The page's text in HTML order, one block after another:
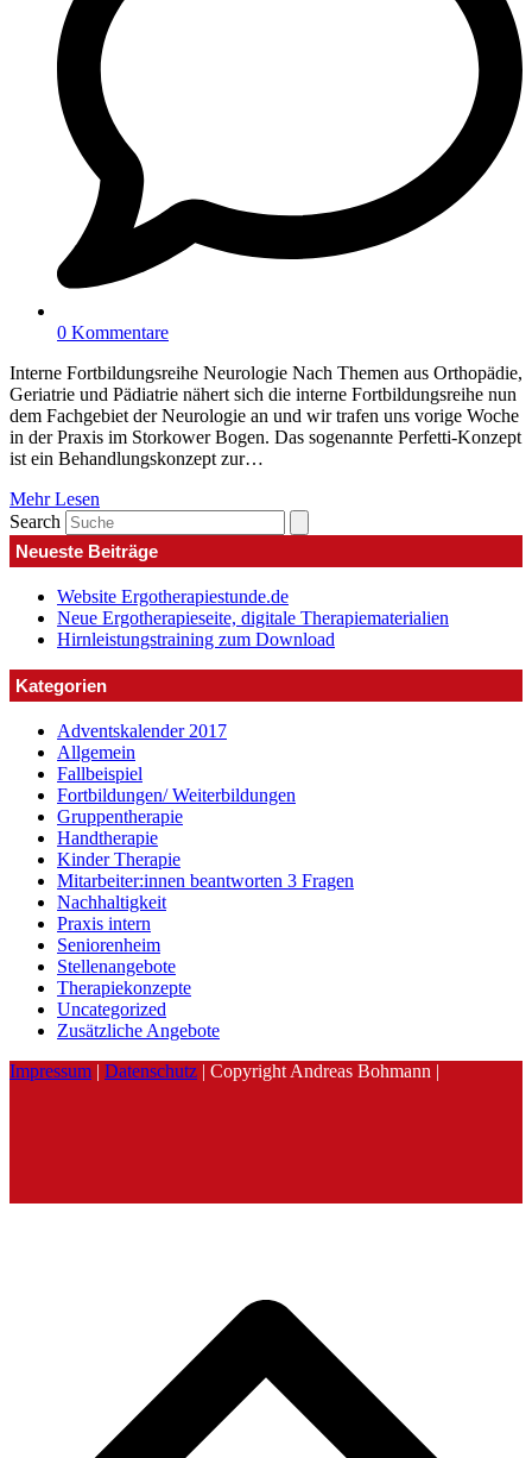
0 Kommentare
Interne Fortbildungsreihe Neurologie Nach Themen aus Orthopädie,
Geriatrie und Pädiatrie nähert sich die interne Fortbildungsreihe nun
dem Fachgebiet der Neurologie an und wir trafen uns vorige Woche
in der Praxis im Storkower Bogen. Das sogenannte Perfetti-Konzept
ist ein Behandlungskonzept zur…
Mehr Lesen
Search
Neueste Beiträge
Website Ergotherapiestunde.de
Neue Ergotherapieseite, digitale Therapiematerialien
Hirnleistungstraining zum Download
Kategorien
Adventskalender 2017
Allgemein
Fallbeispiel
Fortbildungen/ Weiterbildungen
Gruppentherapie
Handtherapie
Kinder Therapie
Mitarbeiter:innen beantworten 3 Fragen
Nachhaltigkeit
Praxis intern
Seniorenheim
Stellenangebote
Therapiekonzepte
Uncategorized
Zusätzliche Angebote
Impressum | Datenschutz | Copyright Andreas Bohmann |